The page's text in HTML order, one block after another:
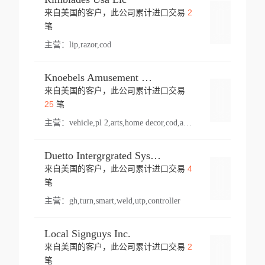
来自美国的客户，此公司累计进口交易 2
笔
主营： lip,razor,cod
Knoebels Amusement Resort
来自美国的客户，此公司累计进口交易
25笔
主营： vehicle,pl 2,arts,home decor,cod,amusement ride,sea
Duetto Intergrgrated Systems Inc.
来自美国的客户，此公司累计进口交易 4
笔
主营： gh,turn,smart,weld,utp,controller
Local Signguys Inc.
来自美国的客户，此公司累计进口交易 2
笔